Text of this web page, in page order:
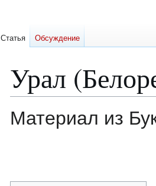
Урал
Материал из
Статья Обсуждение